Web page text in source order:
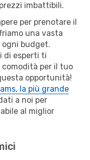
imbattibili.
per prenotare il
una vasta
ogni budget.
di esperti ti
per il tuo
opportunità!
la più grande
a noi per
al miglior